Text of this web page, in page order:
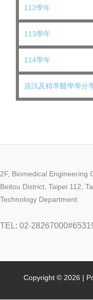
112學年
113學年
114學年
資訊及精準醫學學分
2F, Biomedical Engineering
Beitou District, Taipei 112,
Technology Department
TEL: 02-
Copyright © 2026 |